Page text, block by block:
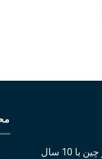
پیشگام در نمایشگرهای شفاف LED در چین با 10 سال